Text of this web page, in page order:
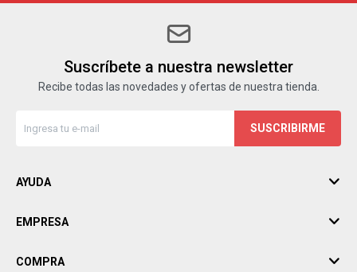
Suscríbete a nuestra newsletter
Recibe todas las novedades y ofertas de nuestra tienda.
SUSCRIBIRME
AYUDA
EMPRESA
COMPRA